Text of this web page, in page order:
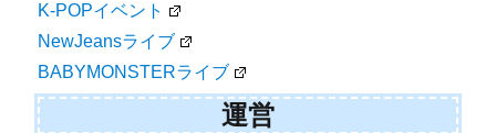
K-POPイベント
NewJeansライブ
BABYMONSTERライブ
運営